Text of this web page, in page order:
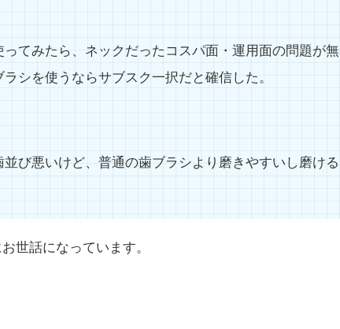
てみたら、ネックだったコスパ面・運用面の問題が無
シを使うならサブスク一択だと確信した。
び悪いけど、普通の歯ブラシより磨きやすいし磨ける
世話になっています。